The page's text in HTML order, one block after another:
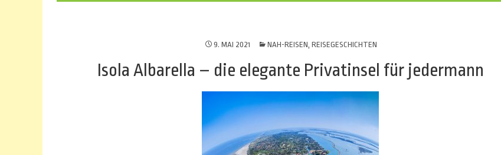
9. MAI 2021 NAH-REISEN, REISEGESCHICHTEN
Isola Albarella – die elegante Privatinsel für jedermann